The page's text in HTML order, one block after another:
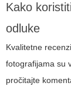
Kako
odluke
Kvalitetne
fotografijama su
pročitajte